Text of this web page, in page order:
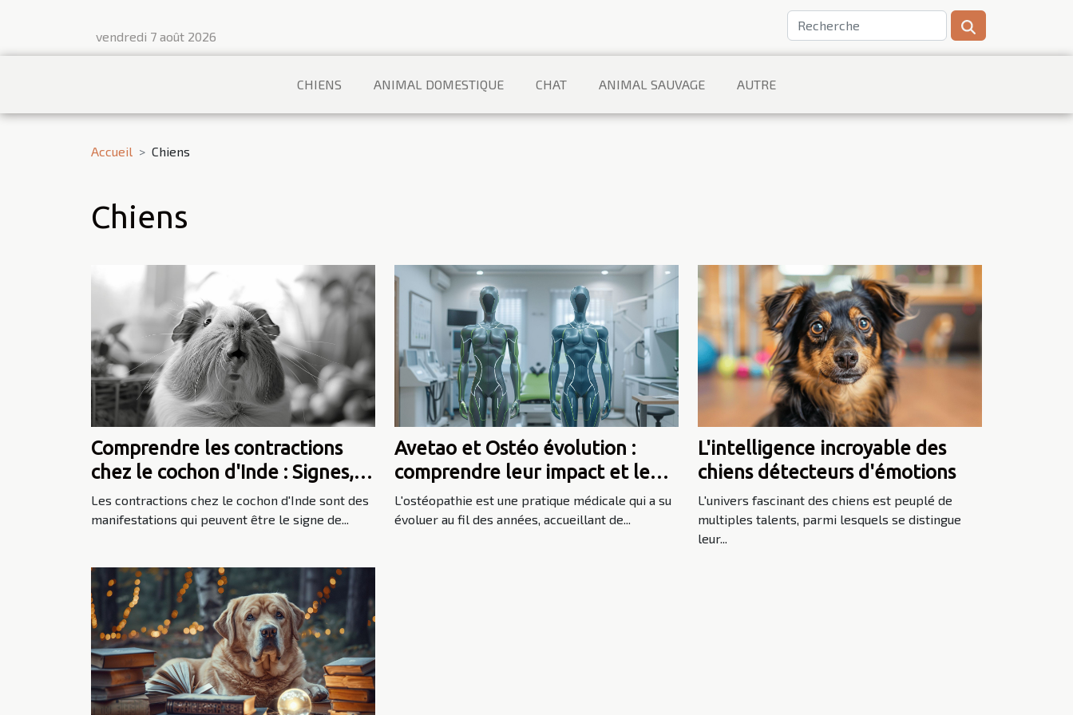
vendredi 7 août 2026
CHIENS ANIMAL DOMESTIQUE CHAT ANIMAL SAUVAGE AUTRE
Accueil Chiens
Chiens
Comprendre les contractions
chez le cochon d'Inde : Signes,
causes et traitements
Les contractions chez le cochon d'Inde sont des
manifestations qui peuvent être le signe de...
Avetao et Ostéo évolution :
comprendre leur impact et leur
croissance dans le domaine de
l'ostéopathie
L'ostéopathie est une pratique médicale qui a su
évoluer au fil des années, accueillant de...
L'intelligence incroyable des
chiens détecteurs d'émotions
L'univers fascinant des chiens est peuplé de
multiples talents, parmi lesquels se distingue
leur...